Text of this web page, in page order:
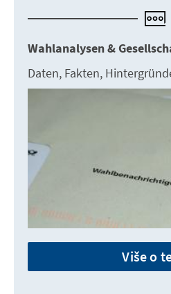
Wahlanalysen &
Daten, Fakten,
Više o